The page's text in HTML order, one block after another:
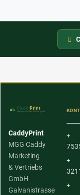
CaddyPrint
MGG Caddy
Marketing
& Vertriebs
GmbH
Galvanistrasse